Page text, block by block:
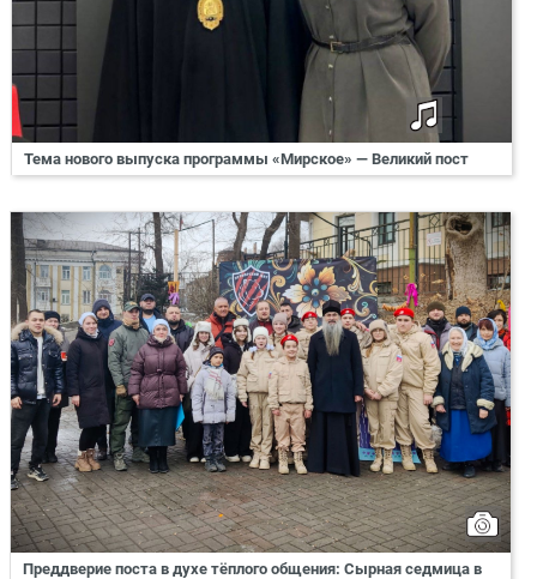
Тема нового выпуска программы «Мирское» — Великий пост
Преддверие поста в духе тёплого общения: Сырная седмица в